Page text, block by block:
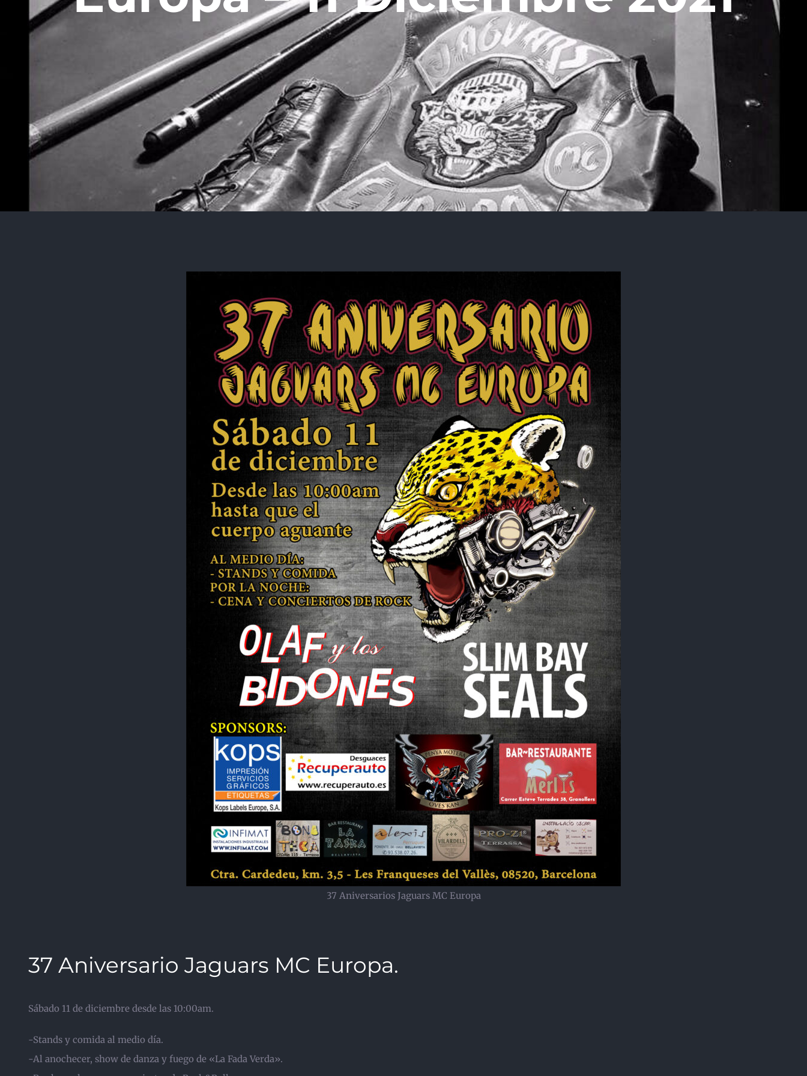
37 Aniversarios Jaguars MC Europa
37 Aniversario Jaguars MC Europa.
Sábado 11 de diciembre desde las 10:00am.
-Stands y comida al medio día.
-Al anochecer, show de danza y fuego de «La Fada Verda».